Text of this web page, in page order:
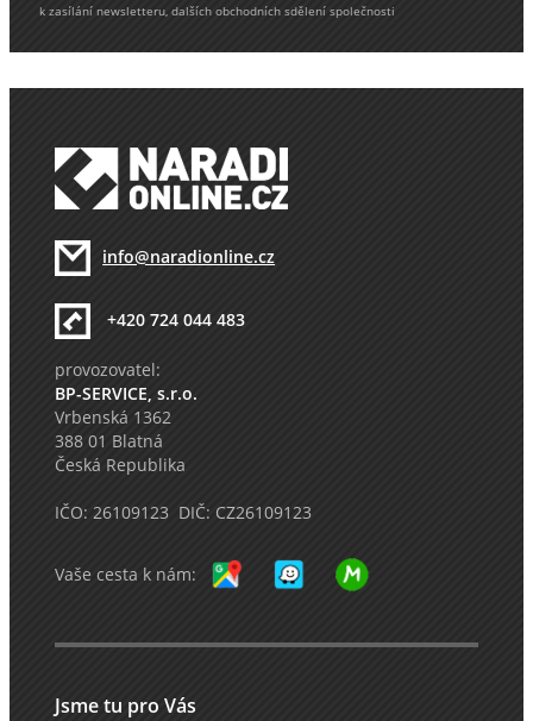
k zasílání newsletteru, dalších obchodních sdělení společnosti
info@naradionline.cz
+420 724 044 483
provozovatel:
BP-SERVICE, s.r.o.
Vrbenská 1362
388 01 Blatná
Česká Republika
IČO: 26109123 DIČ: CZ26109123
Vaše cesta k nám:
Jsme tu pro Vás